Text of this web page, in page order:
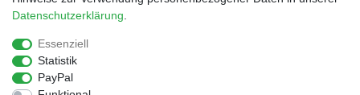
Service
Impressum
Daten­schutz­erklärung
Essenziell
Statistik
PayPal